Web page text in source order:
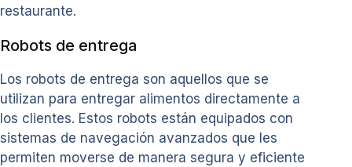
restaurante.
Robots de entrega
Los robots de entrega son aquellos que se
utilizan para entregar alimentos directamente a
los clientes. Estos robots están equipados con
sistemas de navegación avanzados que les
permiten moverse de manera segura y eficiente